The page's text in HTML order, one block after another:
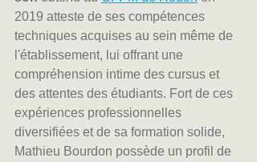
2019 atteste de ses compétences
techniques acquises au sein même de
l'établissement, lui offrant une
compréhension intime des cursus et
des attentes des étudiants. Fort de ces
expériences professionnelles
diversifiées et de sa formation solide,
Mathieu Bourdon possède un profil de